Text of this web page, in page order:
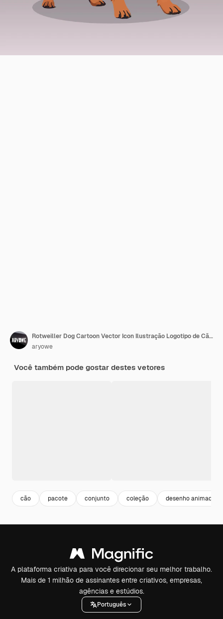
Rotweiller Dog Cartoon Vector Icon Ilustração Logotipo de Cão Animal
aryowe
Você também pode gostar destes vetores
cão pacote conjunto coleção desenho animado
A plataforma criativa para você direcionar seu melhor trabalho.
Mais de 1 milhão de assinantes entre criativos, empresas,
agências e estúdios.
Português